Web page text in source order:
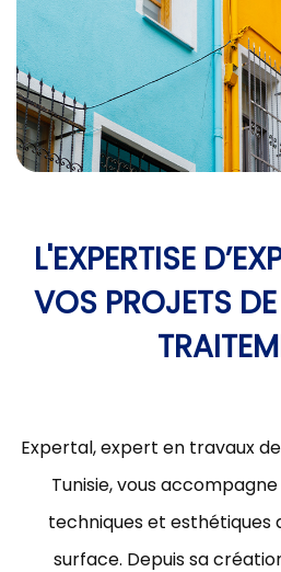
L'EXPERTISE
VOS PROJETS
Expertal, expert en travaux
Tunisie, vous
techniques et esthétiques
surface. Depuis sa